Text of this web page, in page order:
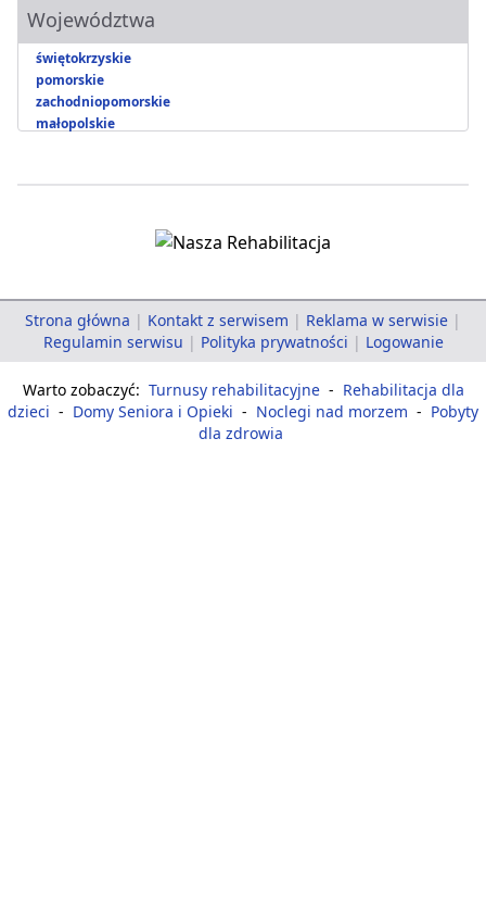
Województwa
świętokrzyskie
pomorskie
zachodniopomorskie
małopolskie
Strona główna | Kontakt z serwisem | Reklama w serwisie |
Regulamin serwisu | Polityka prywatności | Logowanie
Warto zobaczyć: Turnusy rehabilitacyjne - Rehabilitacja dla
dzieci - Domy Seniora i Opieki - Noclegi nad morzem - Pobyty
dla zdrowia